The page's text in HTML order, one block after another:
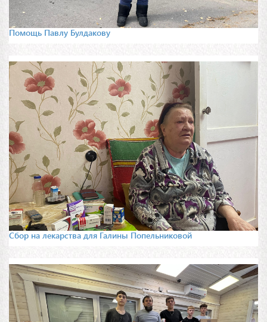
Помощь Павлу Булдакову
Сбор на лекарства для Галины Попельниковой